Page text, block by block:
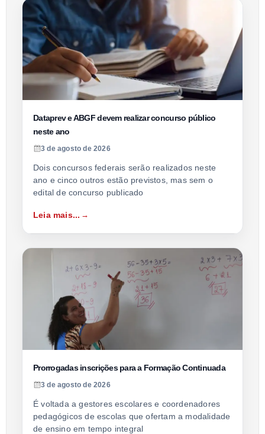
Dataprev e ABGF devem realizar concurso público
neste ano
3 de agosto de 2026
Dois concursos federais serão realizados neste
ano e cinco outros estão previstos, mas sem o
edital de concurso publicado
Leia mais...
Prorrogadas inscrições para a Formação Continuada
3 de agosto de 2026
É voltada a gestores escolares e coordenadores
pedagógicos de escolas que ofertam a modalidade
de ensino em tempo integral